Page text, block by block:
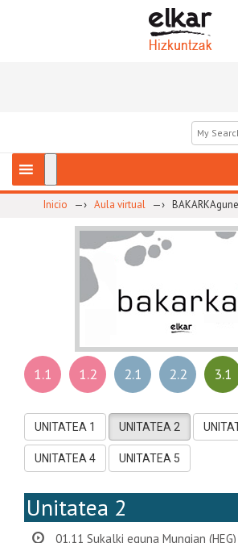
Inicio —› Aula virtual —›
1.1 1.2 2.1 2.2 3.1
UNITATEA 1 UNITATEA 2
UNITATEA 4 UNITATEA 5
Unitatea 2
01.11 Sukalki eguna Mungian (HEG)